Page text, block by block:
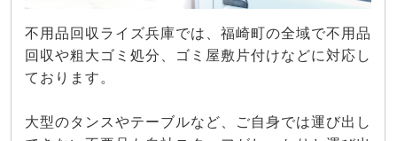
不用品回収ライズ兵庫では、福崎町の全域で不用品
回収や粗大ゴミ処分、ゴミ屋敷片付けなどに対応し
ております。
大型のタンスやテーブルなど、ご自身では運び出し